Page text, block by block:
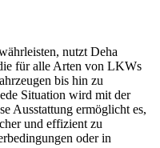
nutzt Deha
für alle Arten von LKWs
bis hin zu
Situation wird mit der
Ausstattung ermöglicht es,
und effizient zu
oder in